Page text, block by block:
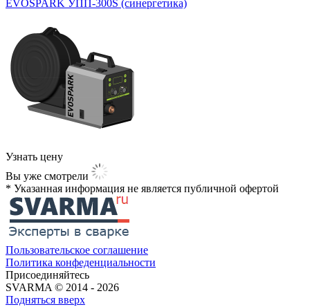
EVOSPARK УПП-300S (синергетика)
Узнать цену
Вы уже смотрели
* Указанная информация не является публичной офертой​
Пользовательское соглашение
Политика конфеденциальности
Присоединяйтесь
SVARMA © 2014 - 2026
Подняться вверх